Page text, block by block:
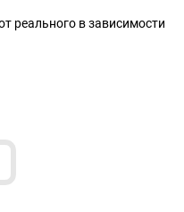
реального в зависимости